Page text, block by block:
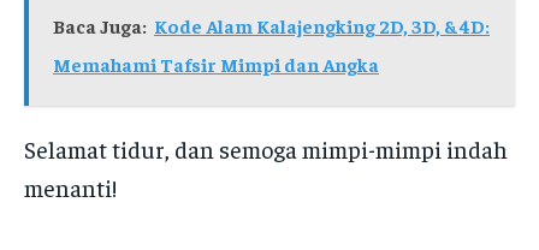
Baca Juga: Kode Alam Kalajengking 2D, 3D, & 4D:
Memahami Tafsir Mimpi dan Angka
Selamat tidur, dan semoga mimpi-mimpi indah
menanti!